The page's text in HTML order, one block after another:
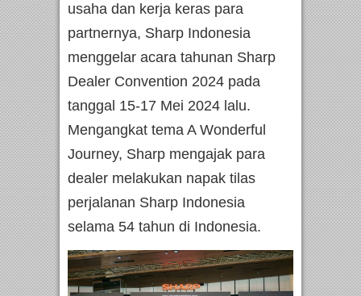
usaha dan kerja keras para
partnernya, Sharp Indonesia
menggelar acara tahunan Sharp
Dealer Convention 2024 pada
tanggal 15-17 Mei 2024 lalu.
Mengangkat tema A Wonderful
Journey, Sharp mengajak para
dealer melakukan napak tilas
perjalanan Sharp Indonesia
selama 54 tahun di Indonesia.